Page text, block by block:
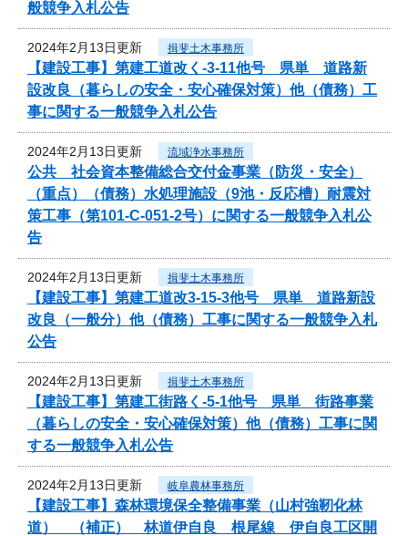
般競争入札公告
2024年2月13日更新 揖斐土木事務所
【建設工事】第建工道改く-3-11他号 県単 道路新
設改良（暮らしの安全・安心確保対策）他（債務）工
事に関する一般競争入札公告
2024年2月13日更新 流域浄水事務所
公共 社会資本整備総合交付金事業（防災・安全）
（重点）（債務）水処理施設（9池・反応槽）耐震対
策工事（第101-C-051-2号）に関する一般競争入札公
告
2024年2月13日更新 揖斐土木事務所
【建設工事】第建工道改3-15-3他号 県単 道路新設
改良（一般分）他（債務）工事に関する一般競争入札
公告
2024年2月13日更新 揖斐土木事務所
【建設工事】第建工街路く-5-1他号 県単 街路事業
（暮らしの安全・安心確保対策）他（債務）工事に関
する一般競争入札公告
2024年2月13日更新 岐阜農林事務所
【建設工事】森林環境保全整備事業（山村強靭化林
道） （補正） 林道伊自良 根尾線 伊自良工区開